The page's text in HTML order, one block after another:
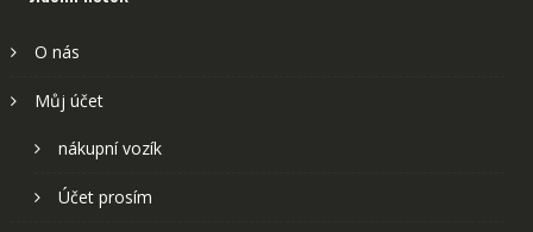
O nás
Můj účet
nákupní vozík
Účet prosím